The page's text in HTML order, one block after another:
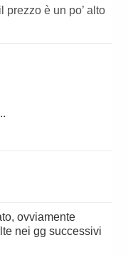
prezzo è un po’ alto
nei gg successivi